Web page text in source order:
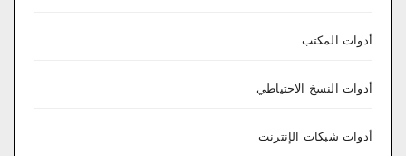
أدوات المكتب
أدوات النسخ الاحتياطي
أدوات شبكات الإنترنت